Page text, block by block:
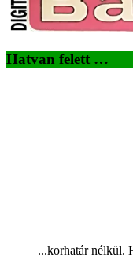
Hatvan felett …
...korhatár nélkül.